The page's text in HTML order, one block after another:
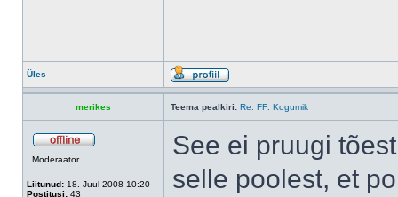
Üles
merikes Teema pealkiri: Re: FF: Kogumik
Moderaator
Liitunud: 18. Juul 2008 10:20
Postitusi: 43
See ei pruugi
selle poolest, et